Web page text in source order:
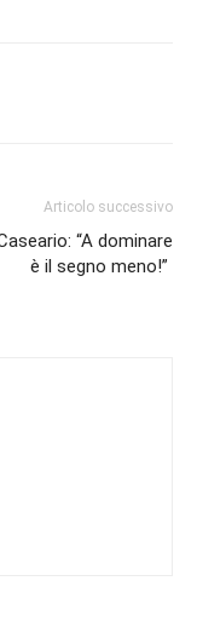
Articolo successivo
“A dominare
è il segno meno!”